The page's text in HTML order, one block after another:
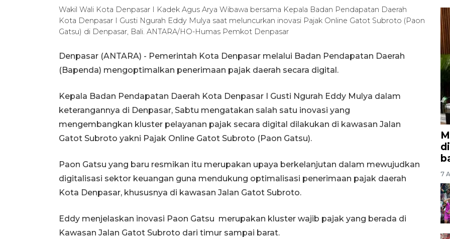
Wakil Wali Kota Denpasar I Kadek Agus Arya Wibawa bersama Kepala Badan Pendapatan Daerah
Kota Denpasar I Gusti Ngurah Eddy Mulya saat meluncurkan inovasi Pajak Online Gatot Subroto (Paon
Gatsu) di Denpasar, Bali. ANTARA/HO-Humas Pemkot Denpasar
Denpasar (ANTARA) - Pemerintah Kota Denpasar melalui Badan Pendapatan Daerah
(Bapenda) mengoptimalkan penerimaan pajak daerah secara digital.
Kepala Badan Pendapatan Daerah Kota Denpasar I Gusti Ngurah Eddy Mulya dalam
keterangannya di Denpasar, Sabtu mengatakan salah satu inovasi yang
mengembangkan kluster pelayanan pajak secara digital dilakukan di kawasan Jalan
Gatot Subroto yakni Pajak Online Gatot Subroto (Paon Gatsu).
Paon Gatsu yang baru resmikan itu merupakan upaya berkelanjutan dalam mewujudkan
digitalisasi sektor keuangan guna mendukung optimalisasi penerimaan pajak daerah
Kota Denpasar, khususnya di kawasan Jalan Gatot Subroto.
Eddy menjelaskan inovasi Paon Gatsu merupakan kluster wajib pajak yang berada di
Kawasan Jalan Gatot Subroto dari timur sampai barat.
7